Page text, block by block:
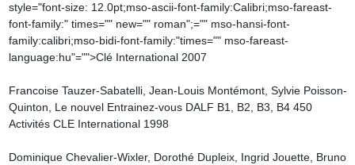
style="font-size: 12.0pt;mso-ascii-font-family:Calibri;mso-fareast-
font-family:" times="" new="" roman";="" mso-hansi-font-
family:calibri;mso-bidi-font-family:"times="" mso-fareast-
language:hu"="">Clé International 2007
Francoise Tauzer-Sabatelli, Jean-Louis Montémont, Sylvie Poisson-
Quinton, Le nouvel Entrainez-vous DALF B1, B2, B3, B4 450
Activités CLE International 1998
Dominique Chevalier-Wixler, Dorothé Dupleix, Ingrid Jouette, Bruno